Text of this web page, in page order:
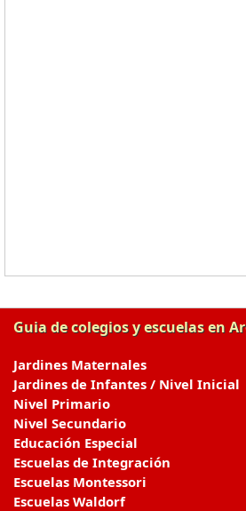
Guia de colegios y escuelas en
Jardines Maternales
Jardines de Infantes / Nivel Inicial
Nivel Primario
Nivel Secundario
Educación Especial
Escuelas de Integración
Escuelas Montessori
Escuelas Waldorf